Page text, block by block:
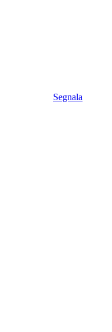
Segnala